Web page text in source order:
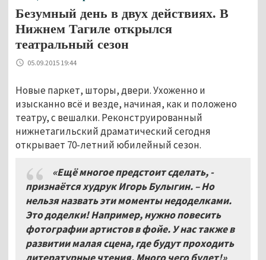
Безумный день в двух действиях. В
Нижнем Тагиле открылся
театральный сезон
05.09.2015 19:44
Новые паркет, шторы, двери. Ухоженно и
изысканно всё и везде, начиная, как и положено
театру, с вешалки. Реконструированный
нижнетагильский драматический сегодня
открывает 70-летний юбилейный сезон.
«Ещё многое предстоит сделать, -
признаётся худрук Игорь Булыгин. – Но
нельзя назвать эти моменты недоделками.
Это доделки! Например, нужно повесить
фотографии артистов в фойе. У нас также в
развитии малая сцена, где будут проходить